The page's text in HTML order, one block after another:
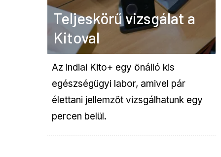
Teljeskörű vizsgálat a
Kitoval
Az indiai Kito+ egy önálló kis
egészségügyi labor, amivel pár
élettani jellemzőt vizsgálhatunk egy
percen belül.